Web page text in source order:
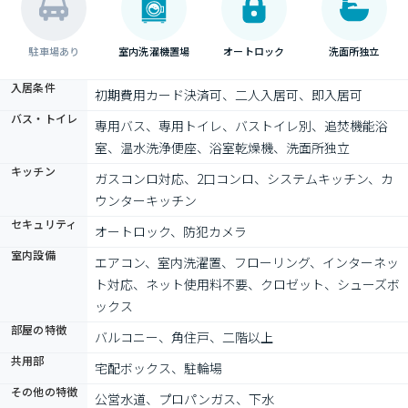
駐車場あり 室内洗濯機置場 オートロック 洗面所独立
入居条件 初期費用カード決済可、二人入居可、即入居可
バス・トイレ
専用バス、専用トイレ、バストイレ別、追焚機能浴
室、温水洗浄便座、浴室乾燥機、洗面所独立
キッチン
ガスコンロ対応、2口コンロ、システムキッチン、カ
ウンターキッチン
セキュリティ オートロック、防犯カメラ
室内設備
エアコン、室内洗濯置、フローリング、インターネッ
ト対応、ネット使用料不要、クロゼット、シューズボ
ックス
部屋の特徴 バルコニー、角住戸、二階以上
共用部 宅配ボックス、駐輪場
その他の特徴 公営水道、プロパンガス、下水